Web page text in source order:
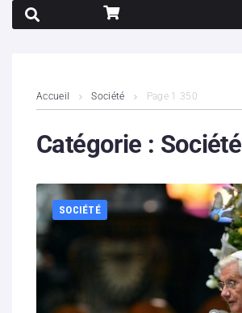
Boutique
Partenaires
Accueil Société Page 1 350
Catégorie : Société
SOCIÉTÉ